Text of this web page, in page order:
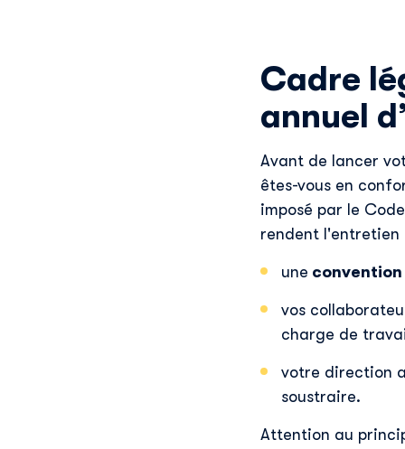
Cadre
annuel
Avant de lancer
êtes-vous en
imposé par le
rendent l'entretien
une
vos
charge de
votre direction
soustraire.
Attention au